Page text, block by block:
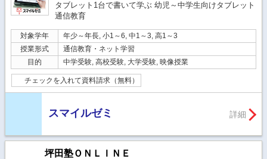
タブレット1台で書いて学ぶ 幼児～中学生向けタブレット
通信教育
対象学年
年少～年長, 小1～6, 中1～3, 高1～3
授業形式
通信教育・ネット学習
目的
中学受験, 高校受験, 大学受験, 映像授業
チェックを入れて資料請求（無料）
スマイルゼミ 詳細
坪田塾ＯＮＬＩＮＥ